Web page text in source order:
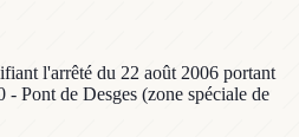
l'arrêté du 22 août 2006 portant
Pont de Desges (zone spéciale de